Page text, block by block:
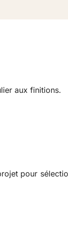
aux finitions.
pour